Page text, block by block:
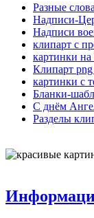
Разные слова
Надписи-
Надписи
клипарт с
картинки
Клипарт
картинки с
Бланки-
С днём
Разделы